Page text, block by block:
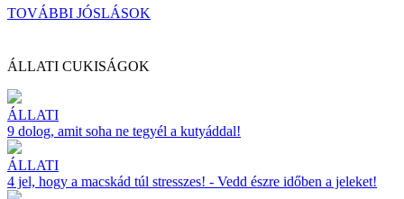
TOVÁBBI JÓSLÁSOK
ÁLLATI CUKISÁGOK
ÁLLATI
9 dolog, amit soha ne tegyél a kutyáddal!
ÁLLATI
4 jel, hogy a macskád túl stresszes! - Vedd észre időben a jeleket!